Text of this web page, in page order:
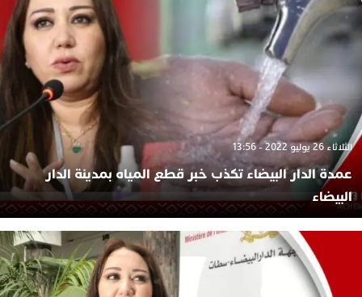
الثلاثاء 26 يوليو 2022 - 13:56
عمدة الدار البيضاء تكذب خبر قطع المياه بمدينة الدار
البيضاء